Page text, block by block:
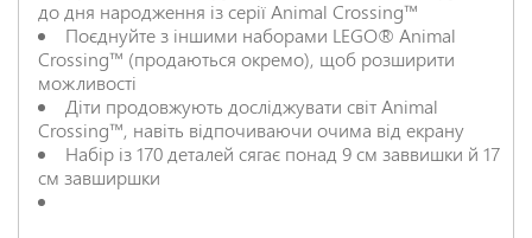
до дня народження із серії Animal Crossing™
Поєднуйте з іншими наборами LEGO® Animal
Crossing™ (продаються окремо), щоб розширити
можливості
Діти продовжують досліджувати світ Animal
Crossing™, навіть відпочиваючи очима від екрану
Набір із 170 деталей сягає понад 9 см заввишки й 17
см завширшки